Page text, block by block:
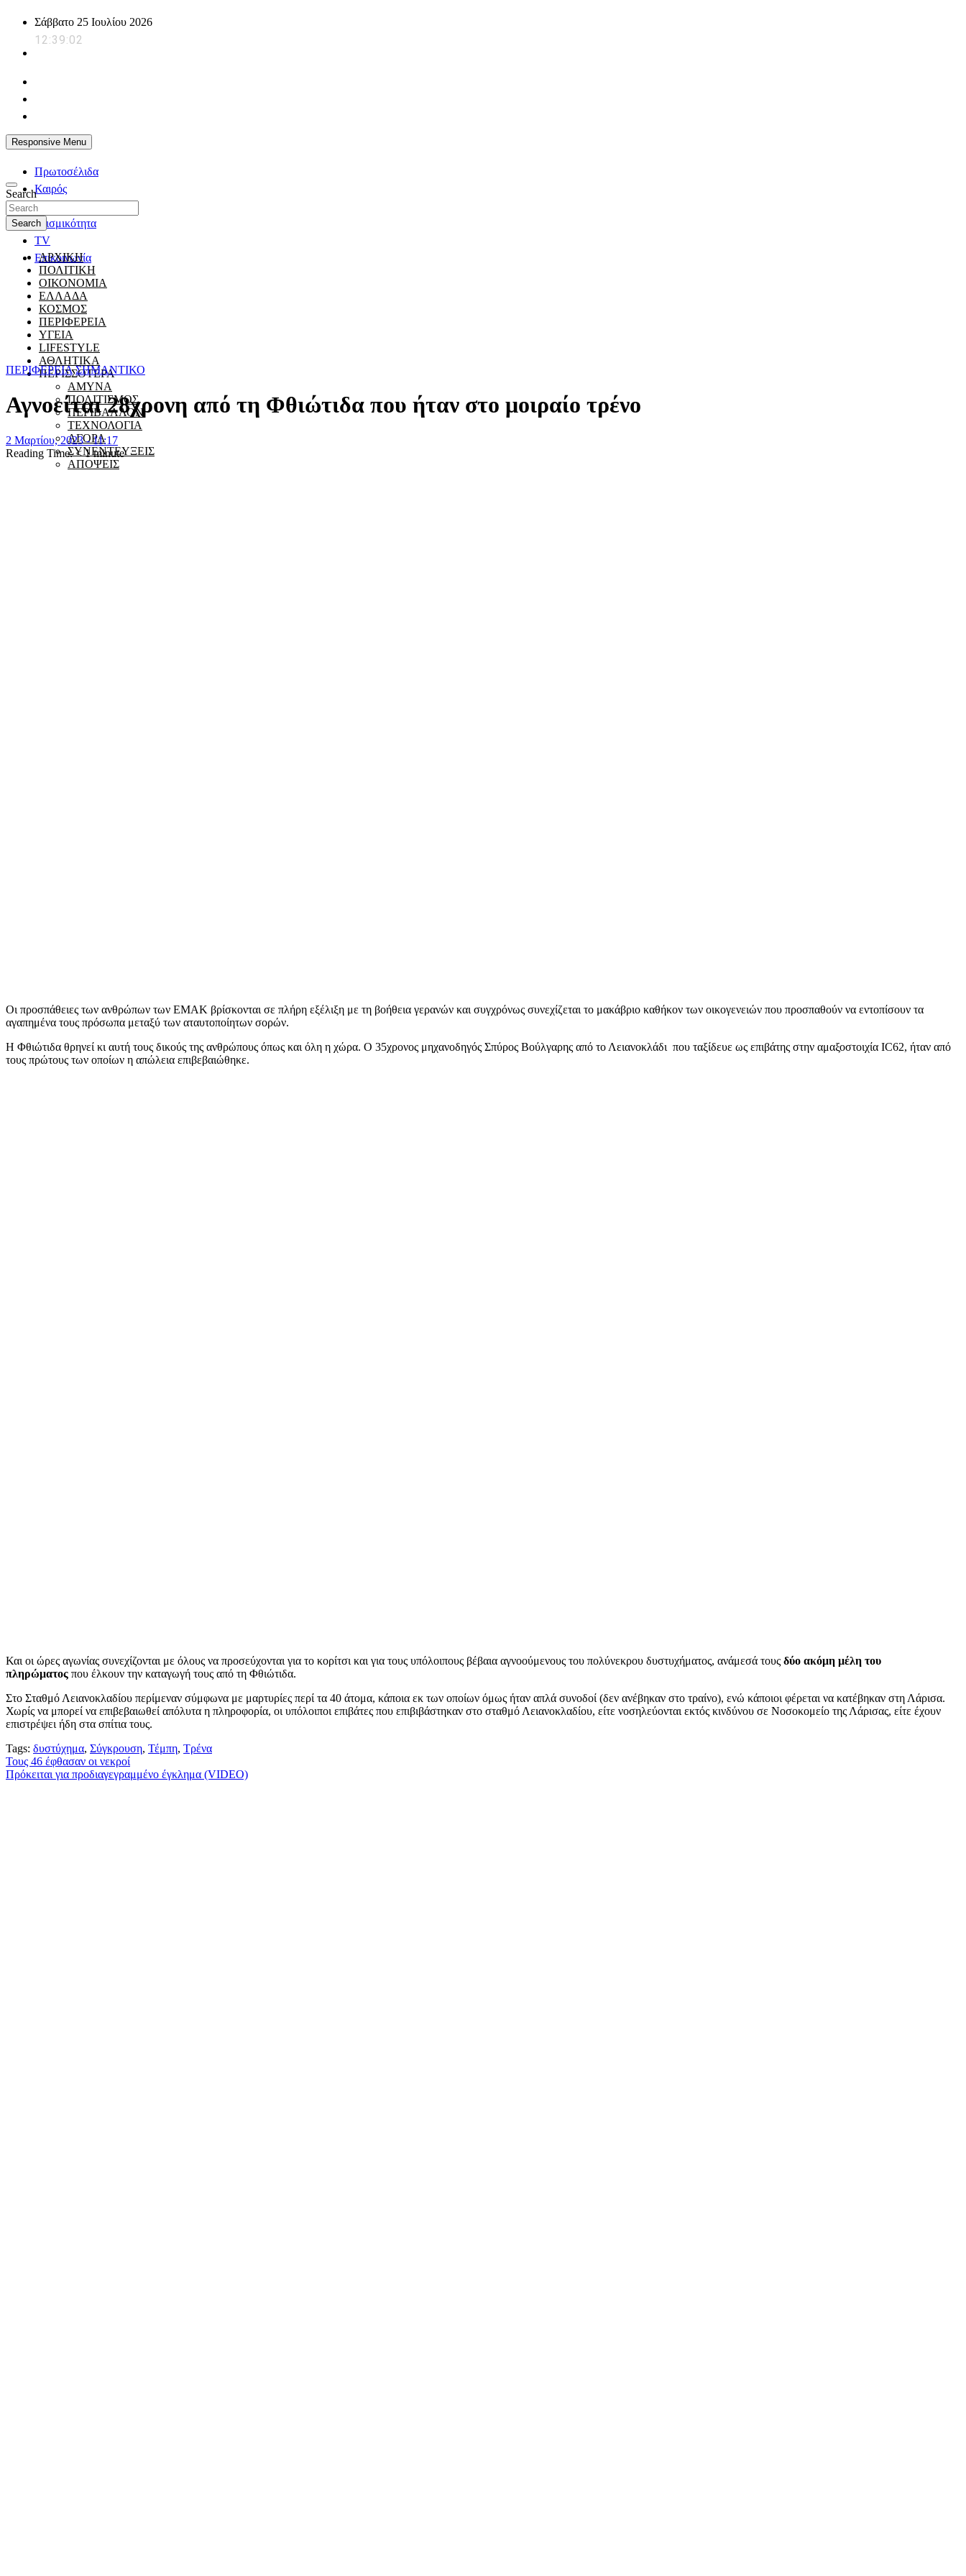
Σάββατο 25 Ιουλίου 2026
12:39:03
Responsive Menu
Πρωτοσέλιδα
Καιρός
Ζώδια
Σεισμικότητα
TV
Επικοινωνία
powerplayer.gr
Search
Search
ΑΡΧΙΚΗ
ΠΟΛΙΤΙΚΗ
ΟΙΚΟΝΟΜΙΑ
ΕΛΛΑΔΑ
ΚΟΣΜΟΣ
ΠΕΡΙΦΕΡΕΙΑ
ΥΓΕΙΑ
LIFESTYLE
ΑΘΛΗΤΙΚΑ
ΠΕΡΙΣΣΟΤΕΡΑ
ΑΜΥΝΑ
ΠΟΛΙΤΙΣΜΟΣ
ΠΕΡΙΒΑΛΛΟΝ
ΤΕΧΝΟΛΟΓΙΑ
ΑΓΟΡΑ
ΣΥΝΕΝΤΕΥΞΕΙΣ
ΑΠΟΨΕΙΣ
ΠΕΡΙΦΕΡΕΙΑ ΣΗΜΑΝΤΙΚΟ
Αγνοείται 28χρονη από τη Φθιώτιδα που ήταν στο μοιραίο τρένο
2 Μαρτίου, 2023 - 11:17
Reading Time:< 1 minute
Οι προσπάθειες των ανθρώπων των ΕΜΑΚ βρίσκονται σε πλήρη εξέλιξη με τη βοήθεια γερανών και συγχρόνως συνεχίζεται το μακάβριο καθήκον των οικογενειών που προσπαθούν να εντοπίσουν τα
αγαπημένα τους πρόσωπα μεταξύ των αταυτοποίητων σορών.
Η Φθιώτιδα θρηνεί κι αυτή τους δικούς της ανθρώπους όπως και όλη η χώρα. Ο 35χρονος μηχανοδηγός Σπύρος Βούλγαρης από το Λειανοκλάδι που ταξίδευε ως επιβάτης στην αμαξοστοιχία IC62, ήταν από
τους πρώτους των οποίων η απώλεια επιβεβαιώθηκε.
Και οι ώρες αγωνίας συνεχίζονται με όλους να προσεύχονται για το κορίτσι και για τους υπόλοιπους βέβαια αγνοούμενους του πολύνεκρου δυστυχήματος, ανάμεσά τους δύο ακόμη μέλη του
πληρώματος που έλκουν την καταγωγή τους από τη Φθιώτιδα.
Στο Σταθμό Λειανοκλαδίου περίμεναν σύμφωνα με μαρτυρίες περί τα 40 άτομα, κάποια εκ των οποίων όμως ήταν απλά συνοδοί (δεν ανέβηκαν στο τραίνο), ενώ κάποιοι φέρεται να κατέβηκαν στη Λάρισα.
Χωρίς να μπορεί να επιβεβαιωθεί απόλυτα η πληροφορία, οι υπόλοιποι επιβάτες που επιβιβάστηκαν στο σταθμό Λειανοκλαδίου, είτε νοσηλεύονται εκτός κινδύνου σε Νοσοκομείο της Λάρισας, είτε έχουν
επιστρέψει ήδη στα σπίτια τους.
Tags: δυστύχημα, Σύγκρουση, Τέμπη, Τρένα
Πλοήγηση
άρθρων
Τους 46 έφθασαν οι νεκροί
Πρόκειται για προδιαγεγραμμένο έγκλημα (VIDEO)